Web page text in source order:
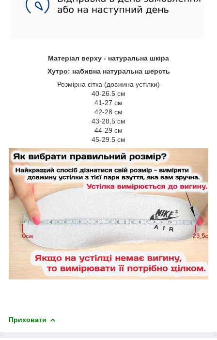
Матеріал верху - натуральна шкіра
Хутро: набивна натуральна шерсть
Розмірна сітка (довжина устілки)
40-26.5 см
41-27 см
42-28 см
43-28,5 см
44-29 см
45-29.5 см
Приховати